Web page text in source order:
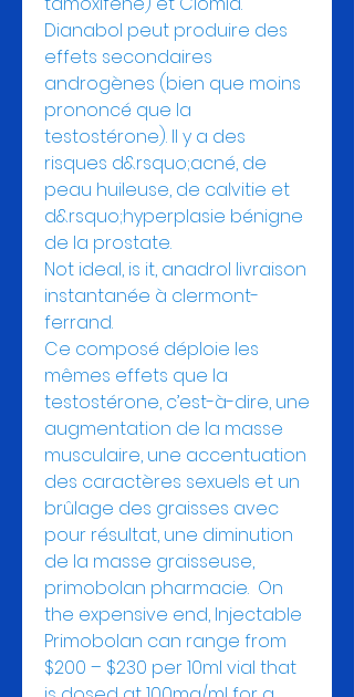
Dianabol peut produire des
effets secondaires
androgènes (bien que moins
prononcé que la
testostérone). Il y a des
risques d&rsquo;acné, de
peau huileuse, de calvitie et
d&rsquo;hyperplasie bénigne
de la prostate.
Not ideal, is it, anadrol livraison
instantanée à clermont-
ferrand.
Ce composé déploie les
mêmes effets que la
testostérone, c’est-à-dire, une
augmentation de la masse
musculaire, une accentuation
des caractères sexuels et un
brûlage des graisses avec
pour résultat, une diminution
de la masse graisseuse,
primobolan pharmacie.  On
the expensive end, Injectable
Primobolan can range from
$200 – $230 per 10ml vial that